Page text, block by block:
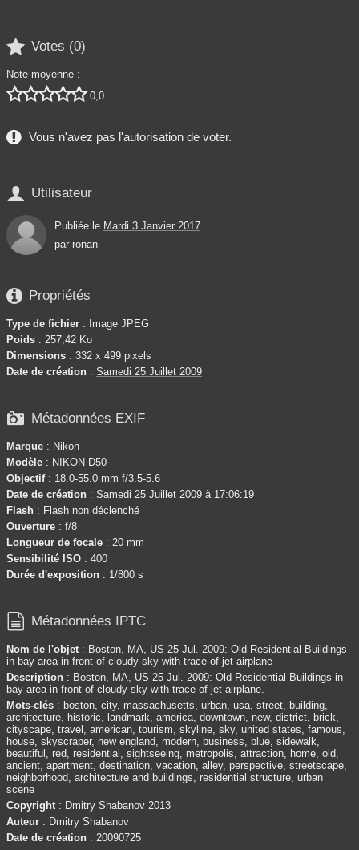
 Votes (0)
Note moyenne :
 0,0
Vous n'avez pas l'autorisation de voter.
 Utilisateur
Publiée le Mardi 3 Janvier 2017
par ronan
 Propriétés
Type de fichier : Image JPEG
Poids : 257,42 Ko
Dimensions : 332 x 499 pixels
Date de création : Samedi 25 Juillet 2009
 Métadonnées EXIF
Marque : Nikon
Modèle : NIKON D50
Objectif: 18.0-55.0 mm f/3.5-5.6
Date de création : Samedi 25 Juillet 2009 à 17:06:19
Flash : Flash non déclenché
Ouverture : f/8
Longueur de focale : 20 mm
Sensibilité ISO : 400
Durée d'exposition : 1/800 s
 Métadonnées IPTC
Nom de l'objet : Boston, MA, US 25 Jul. 2009: Old Residential Buildings
in bay area in front of cloudy sky with trace of jet airplane
Description : Boston, MA, US 25 Jul. 2009: Old Residential Buildings in
bay area in front of cloudy sky with trace of jet airplane.
Mots-clés : boston, city, massachusetts, urban, usa, street, building,
architecture, historic, landmark, america, downtown, new, district, brick,
cityscape, travel, american, tourism, skyline, sky, united states, famous,
house, skyscraper, new england, modern, business, blue, sidewalk,
beautiful, red, residential, sightseeing, metropolis, attraction, home, old,
ancient, apartment, destination, vacation, alley, perspective, streetscape,
neighborhood, architecture and buildings, residential structure, urban
scene
Copyright : Dmitry Shabanov 2013
Auteur : Dmitry Shabanov
Date de création : 20090725